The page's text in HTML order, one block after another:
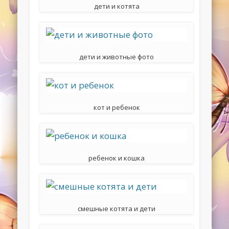
дети и котята
дети и животные фото
кот и ребенок
ребенок и кошка
смешные котята и дети